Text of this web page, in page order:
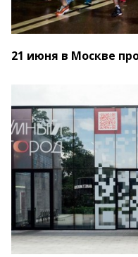
21 июня в Москве